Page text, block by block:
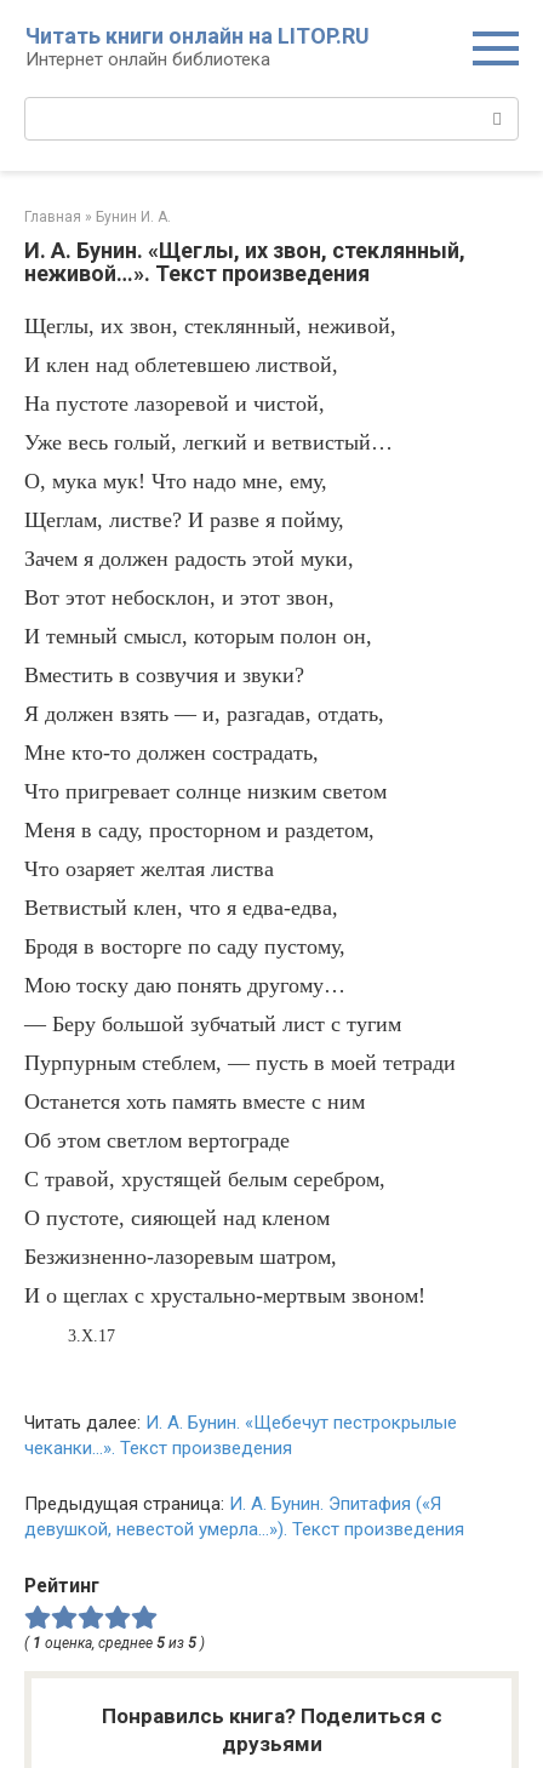
контенту
Читать книги онлайн на LITOP.RU
Интернет онлайн библиотека
Главная » Бунин И. А.
И. А. Бунин. «Щеглы, их звон, стеклянный,
неживой…». Текст произведения
Щеглы, их звон, стеклянный, неживой,
И клен над облетевшею листвой,
На пустоте лазоревой и чистой,
Уже весь голый, легкий и ветвистый…
О, мука мук! Что надо мне, ему,
Щеглам, листве? И разве я пойму,
Зачем я должен радость этой муки,
Вот этот небосклон, и этот звон,
И темный смысл, которым полон он,
Вместить в созвучия и звуки?
Я должен взять — и, разгадав, отдать,
Мне кто-то должен сострадать,
Что пригревает солнце низким светом
Меня в саду, просторном и раздетом,
Что озаряет желтая листва
Ветвистый клен, что я едва-едва,
Бродя в восторге по саду пустому,
Мою тоску даю понять другому…
— Беру большой зубчатый лист с тугим
Пурпурным стеблем, — пусть в моей тетради
Останется хоть память вместе с ним
Об этом светлом вертограде
С травой, хрустящей белым серебром,
О пустоте, сияющей над кленом
Безжизненно-лазоревым шатром,
И о щеглах с хрустально-мертвым звоном!
3.X.17
Читать далее: И. А. Бунин. «Щебечут пестрокрылые
чеканки…». Текст произведения
Предыдущая страница: И. А. Бунин. Эпитафия («Я
девушкой, невестой умерла…»). Текст произведения
Рейтинг
( 1 оценка, среднее 5 из 5 )
Понравилсь книга? Поделиться с
друзьями